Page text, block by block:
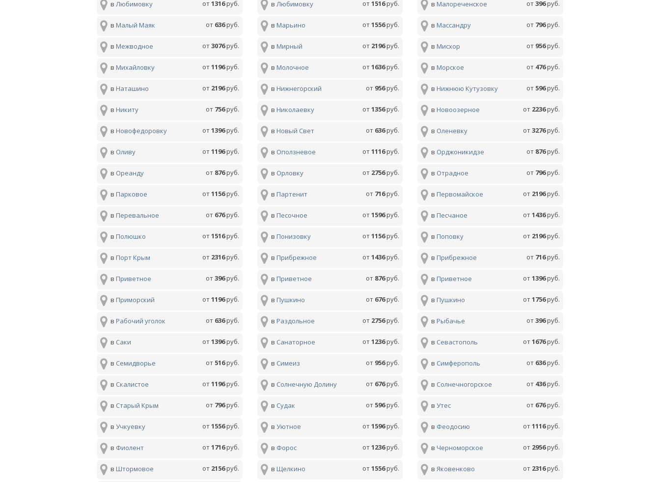
от1316руб.
в Любимовку от1516руб.
в Любимовку от396руб.
вМалореченское
от 636руб.
в Малый Маяк от1556руб.
в Марьино от 796руб.
вМассандру
от3076руб.
в Межводное от 2196руб.
в Мирный от 956руб.
вМисхор
от1196руб.
в Михайловку от1636руб.
в Молочное от 476руб.
вМорское
от 2196руб.
в Наташино от 956руб.
в Нижнегорский от 596руб.
вНижнюю Кутузовку
от 756руб.
в Никиту от1356руб.
в Николаевку от 2236руб.
вНовоозерное
от1396руб.
в Новофедоровку от 636руб.
в Новый Свет от3276руб.
в Оленевку
от1196руб.
в Оливу от1116руб.
в Оползневое от 876руб.
в Орджоникидзе
от 876руб.
в Ореанду от 2756руб.
в Орловку от 796руб.
в Отрадное
от1156руб.
в Парковое от 716руб.
в Партенит от 2196руб.
вПервомайское
от 676руб.
в Перевальное от1596руб.
в Песочное от1436руб.
вПесчаное
от1516руб.
в Полюшко от1156руб.
в Понизовку от 2196руб.
вПоповку
от 2316руб.
в Порт Крым от1436руб.
в Прибрежное от 716руб.
вПрибрежное
от396руб.
в Приветное от 876руб.
в Приветное от1396руб.
вПриветное
от1196руб.
в Приморский от 676руб.
в Пушкино от1756руб.
вПушкино
от 636руб.
в Рабочий уголок от 2756руб.
в Раздольное от396руб.
вРыбачье
от1396руб.
в Саки от1236руб.
в Санаторное от1676руб.
в Севастополь
от 516руб.
в Семидворье от 956руб.
в Симеиз от 636руб.
в Симферополь
от1196руб.
в Скалистое от 676руб.
в Солнечную Долину от 436руб.
в Солнечногорское
от 796руб.
в Старый Крым от 596руб.
в Судак от 676руб.
вУтес
от1556руб.
в Учкуевку от1596руб.
в Уютное от1116руб.
в Феодосию
от1716руб.
в Фиолент от1236руб.
в Форос от 2956руб.
вЧерноморское
от 2156руб.
в Штормовое от1556руб.
в Щелкино от 2316руб.
вЯковенково